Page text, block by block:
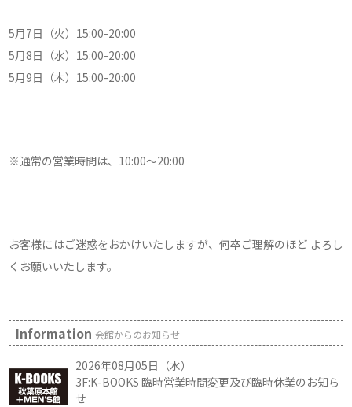
5月7日（火）15:00-20:00
5月8日（水）15:00-20:00
5月9日（木）15:00-20:00
※通常の営業時間は、10:00～20:00
お客様にはご迷惑をおかけいたしますが、何卒ご理解のほど よろし
くお願いいたします。
Information会館からのお知らせ
2026年08月05日（水）
3F:K-BOOKS 臨時営業時間変更及び臨時休業のお知ら
せ